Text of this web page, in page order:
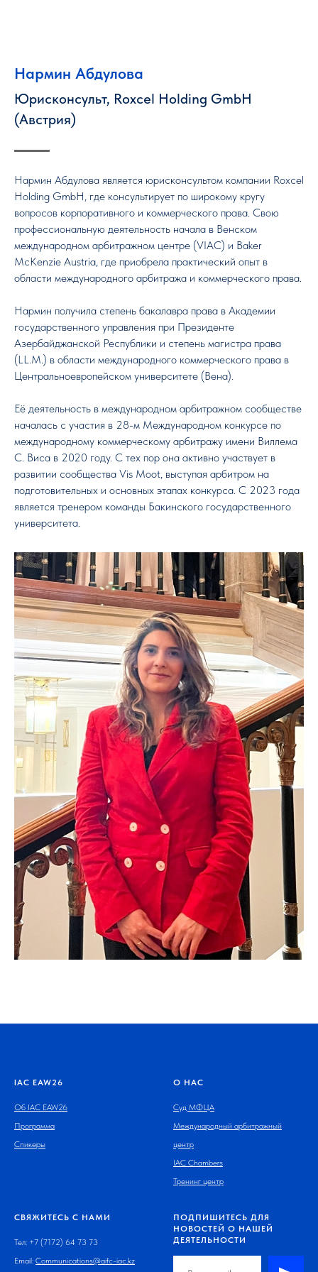
Нармин Абдулова
Юрисконсульт, Roxcel Holding GmbH
(Австрия)
Нармин Абдулова является юрисконсультом компании Roxcel
Holding GmbH, где консультирует по широкому кругу
вопросов корпоративного и коммерческого права. Свою
профессиональную деятельность начала в Венском
международном арбитражном центре (VIAC) и Baker
McKenzie Austria, где приобрела практический опыт в
области международного арбитража и коммерческого права.
Нармин получила степень бакалавра права в Академии
государственного управления при Президенте
Азербайджанской Республики и степень магистра права
(LL.M.) в области международного коммерческого права в
Центральноевропейском университете (Вена).
Её деятельность в международном арбитражном сообществе
началась с участия в 28-м Международном конкурсе по
международному коммерческому арбитражу имени Виллема
С. Виса в 2020 году. С тех пор она активно участвует в
развитии сообщества Vis Moot, выступая арбитром на
подготовительных и основных этапах конкурса. С 2023 года
является тренером команды Бакинского государственного
университета.
IAC EAW26
Об IAC EAW26
Программа
Спикеры
О НАС
Суд МФЦА
Международный арбитражный
центр
IAC Chambers
Тренинг центр
СВЯЖИТЕСЬ С НАМИ
Тел: +7 (7172) 64 73 73
Email: Communications@aifc-iac.kz
ПОДПИШИТЕСЬ ДЛЯ
НОВОСТЕЙ О НАШЕЙ
ДЕЯТЕЛЬНОСТИ